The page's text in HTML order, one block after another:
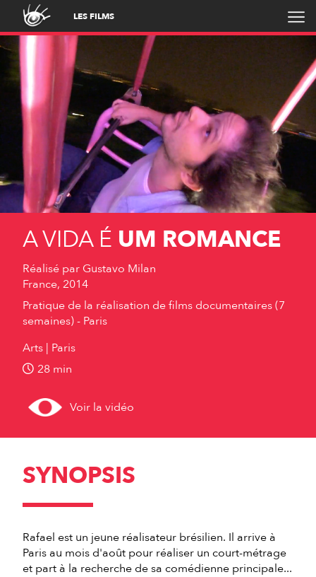
LES FILMS
A VIDA É UM ROMANCE
Réalisé par Gustavo Milan
France, 2014
Pratique de la réalisation de films documentaires (7
semaines) - Paris
Arts Paris
28 min
Voir la vidéo
SYNOPSIS
Rafael est un jeune réalisateur brésilien. Il arrive à
Paris au mois d'août pour réaliser un court-métrage
et part à la recherche de sa comédienne principale...